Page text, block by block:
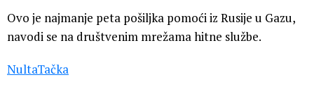
Ovo je najmanje peta pošiljka pomoći iz Rusije u Gazu,
navodi se na društvenim mrežama hitne službe.
NultaTačka